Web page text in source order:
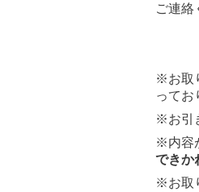
ご連絡
※お取
ってお
※お引
※内容
できか
※お取